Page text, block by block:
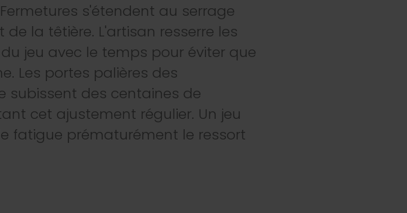
s'étendent au serrage
la têtière. L'artisan resserre les
jeu avec le temps pour éviter que
Les portes palières des
subissent des centaines de
cet ajustement régulier. Un jeu
fatigue prématurément le ressort